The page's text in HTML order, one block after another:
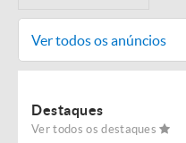
Ver todos os anúncios
Destaques
Ver todos os destaques